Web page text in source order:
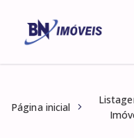
Página inicial